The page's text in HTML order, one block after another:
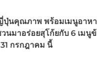
ญี่ปุ่นคุณภาพ พร้อมเมนูอา
มาอร่อยสุโก้ยกับ 6 เมนู
กรกฎาคม นี้